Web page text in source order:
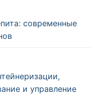
современные
и управление